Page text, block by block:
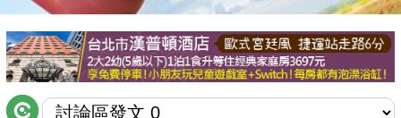
推薦景點
討論區